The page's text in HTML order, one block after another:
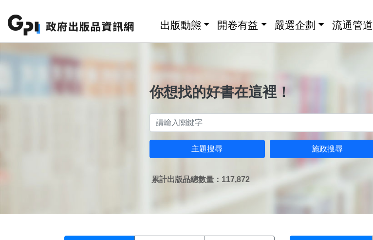
出版動態 開卷有益 嚴選企劃 流通管道
你想找的好書在這裡！
主題搜尋 施政搜尋
累計出版品總數量：117,872